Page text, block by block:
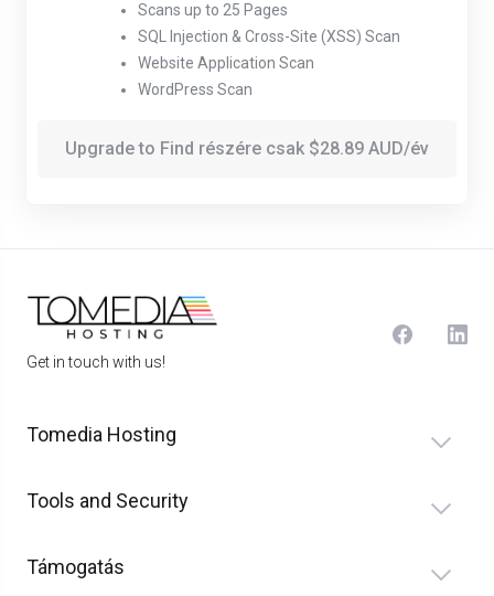
Scans up to 25 Pages
SQL Injection & Cross-Site (XSS) Scan
Website Application Scan
WordPress Scan
Upgrade to Find részére csak $28.89 AUD/év
Get in touch with us!
Tomedia Hosting
Tools and Security
Támogatás